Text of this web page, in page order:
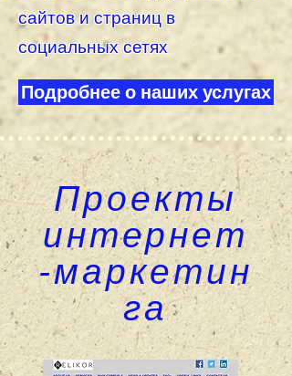
сайтов и страниц в
социальных сетях
Подробнее о наших услугах
Проекты
интернет
-маркетин
га